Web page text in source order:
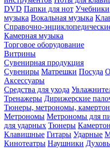
DVD Папки для нот Учебники
музыка Вокальная музыка
Справочно-
Камерная музыка
Торговое оборудование
Витрины
Сувенирная продукция
Сувениры Матрешки Посуда
Аксессуары
Средства для ухода
Тренажеры Дирижерские
Тюнеры, метрономы,
Метрономы Метрономы для
для ударных Тюнеры
Клавишные Гитары Ударные
Кинотеатры Наушники